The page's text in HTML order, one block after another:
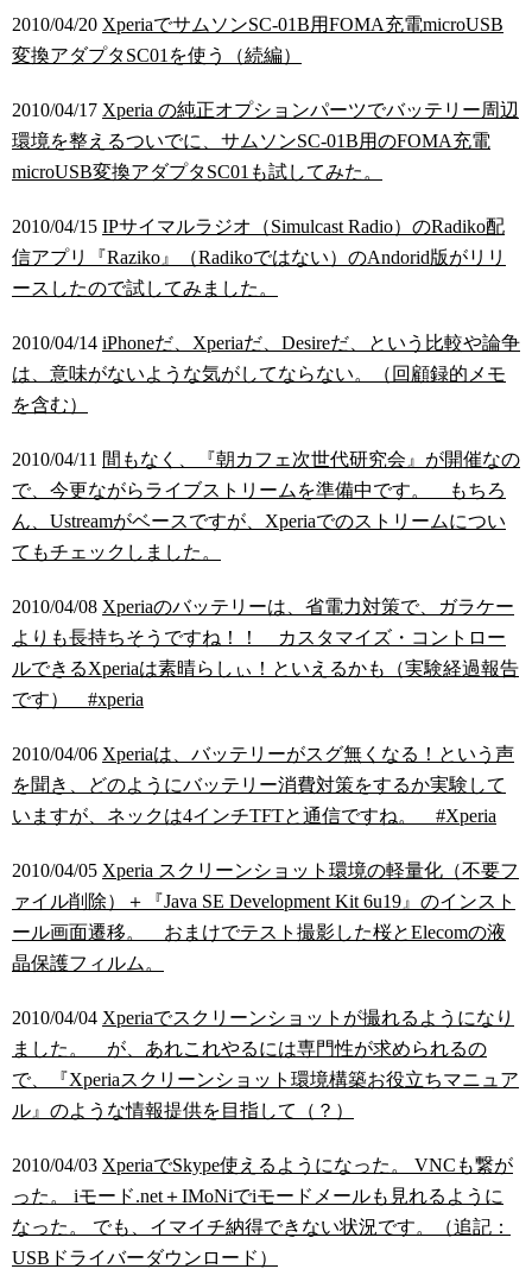
2010/04/20 XperiaでサムソンSC-01B用FOMA充電microUSB
変換アダプタSC01を使う（続編）
2010/04/17 Xperia の純正オプションパーツでバッテリー周辺
環境を整えるついでに、サムソンSC-01B用のFOMA充電
microUSB変換アダプタSC01も試してみた。
2010/04/15 IPサイマルラジオ（Simulcast Radio）のRadiko配
信アプリ『Raziko』（Radikoではない）のAndorid版がリリ
ースしたので試してみました。
2010/04/14 iPhoneだ、Xperiaだ、Desireだ、という比較や論争
は、意味がないような気がしてならない。（回顧録的メモ
を含む）
2010/04/11 間もなく、『朝カフェ次世代研究会』が開催なの
で、今更ながらライブストリームを準備中です。 もちろ
ん、Ustreamがベースですが、Xperiaでのストリームについ
てもチェックしました。
2010/04/08 Xperiaのバッテリーは、省電力対策で、ガラケー
よりも長持ちそうですね！！ カスタマイズ・コントロー
ルできるXperiaは素晴らしぃ！といえるかも（実験経過報告
です） #xperia
2010/04/06 Xperiaは、バッテリーがスグ無くなる！という声
を聞き、どのようにバッテリー消費対策をするか実験して
いますが、ネックは4インチTFTと通信ですね。 #Xperia
2010/04/05 Xperia スクリーンショット環境の軽量化（不要フ
ァイル削除）＋『Java SE Development Kit 6u19』のインスト
ール画面遷移。 おまけでテスト撮影した桜とElecomの液
晶保護フィルム。
2010/04/04 Xperiaでスクリーンショットが撮れるようになり
ました。 が、あれこれやるには専門性が求められるの
で、『Xperiaスクリーンショット環境構築お役立ちマニュア
ル』のような情報提供を目指して（？）
2010/04/03 XperiaでSkype使えるようになった。 VNCも繋が
った。 iモード.net＋IMoNiでiモードメールも見れるように
なった。 でも、イマイチ納得できない状況です。（追記：
USBドライバーダウンロード）